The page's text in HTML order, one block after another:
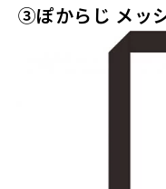
③ぽからじ メッ